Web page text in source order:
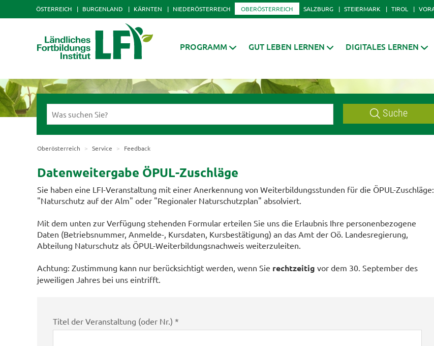
ÖSTERREICH BURGENLAND KÄRNTEN NIEDERÖSTERREICH OBERÖSTERREICH SALZBURG STEIERMARK TIROL
PROGRAMM GUT LEBEN LERNEN DIGITALES LERNEN
Suche
Oberösterreich Service Feedback
Datenweitergabe ÖPUL-Zuschläge
Sie haben eine LFI-Veranstaltung mit einer Anerkennung von Weiterbildungsstunden für die ÖPUL-Zuschläge:
"Naturschutz auf der Alm"​ oder "Regionaler Naturschutzplan" absolviert.
Mit dem unten zur Verfügung stehenden Formular erteilen Sie uns die Erlaubnis Ihre personenbezogene
Daten (Betriebsnummer, Anmelde-, Kursdaten, Kursbestätigung) an das Amt der Oö. Landesregierung,
Abteilung Naturschutz als ÖPUL-Weiterbildungsnachweis weiterzuleiten.
Achtung: Zustimmung kann nur berücksichtigt werden, wenn Sie rechtzeitig vor dem 30. September des
jeweiligen Jahres bei uns eintrifft.
Titel der Veranstaltung (oder Nr.) *